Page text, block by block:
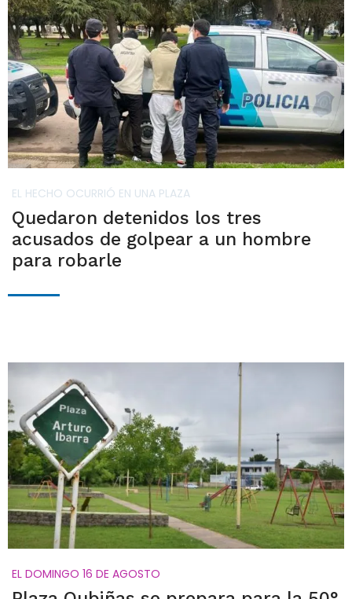
EL HECHO OCURRIÓ EN UNA PLAZA
Quedaron detenidos los tres
acusados de golpear a un hombre
para robarle
EL DOMINGO 16 DE AGOSTO